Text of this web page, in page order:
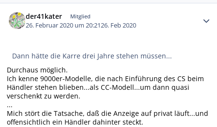
der41kater Mitglied
26. Februar 2020 um 20:2126. Feb 2020
Dann hätte die Karre drei Jahre stehen müssen...
Durchaus möglich.
Ich kenne 9000er-Modelle, die nach Einführung des CS beim
Händler stehen blieben...als CC-Modell...um dann quasi
verschenkt zu werden.
...
Mich stört die Tatsache, daß die Anzeige auf privat läuft...und
offensichtlich ein Händler dahinter steckt.